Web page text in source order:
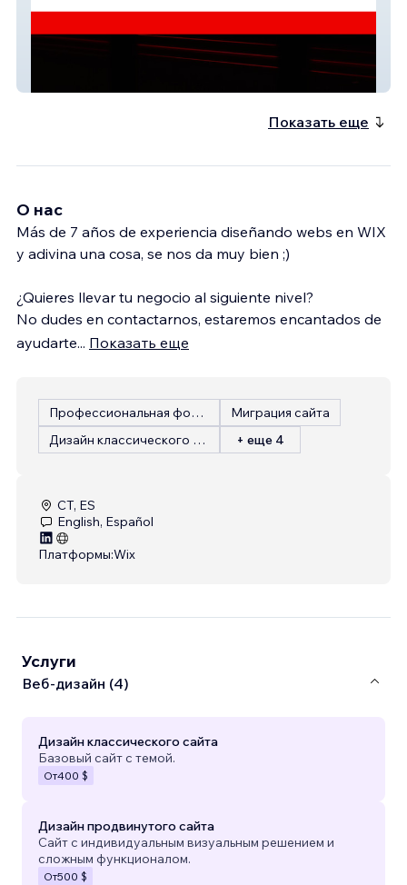
Показать еще
О нас
Más de 7 años de experiencia diseñando webs en WIX
y adivina una cosa, se nos da muy bien ;)
¿Quieres llevar tu negocio al siguiente nivel?
No dudes en contactarnos, estaremos encantados de
ayudarte... Показать еще
Профессиональная фотография
Миграция сайта
Дизайн классического сайта
+ еще 4
CT, ES
English, Español
Платформы:Wix
Услуги
Веб-дизайн (4)
Дизайн классического сайта
Базовый сайт с темой.
От400 $
Дизайн продвинутого сайта
Сайт с индивидуальным визуальным решением и
сложным функционалом.
От500 $